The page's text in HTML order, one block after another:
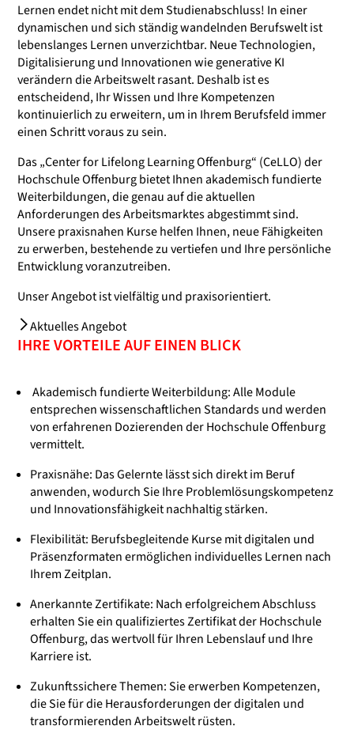
Lernen endet nicht mit dem Studienabschluss! In einer
dynamischen und sich ständig wandelnden Berufswelt ist
lebenslanges Lernen unverzichtbar. Neue Technologien,
Digitalisierung und Innovationen wie generative KI
verändern die Arbeitswelt rasant. Deshalb ist es
entscheidend, Ihr Wissen und Ihre Kompetenzen
kontinuierlich zu erweitern, um in Ihrem Berufsfeld immer
einen Schritt voraus zu sein.
Das „Center for Lifelong Learning Offenburg“ (CeLLO) der
Hochschule Offenburg bietet Ihnen akademisch fundierte
Weiterbildungen, die genau auf die aktuellen
Anforderungen des Arbeitsmarktes abgestimmt sind.
Unsere praxisnahen Kurse helfen Ihnen, neue Fähigkeiten
zu erwerben, bestehende zu vertiefen und Ihre persönliche
Entwicklung voranzutreiben.
Unser Angebot ist vielfältig und praxisorientiert.
Aktuelles Angebot
IHRE VORTEILE AUF EINEN BLICK
Akademisch fundierte Weiterbildung: Alle Module
entsprechen wissenschaftlichen Standards und werden
von erfahrenen Dozierenden der Hochschule Offenburg
vermittelt.
Praxisnähe: Das Gelernte lässt sich direkt im Beruf
anwenden, wodurch Sie Ihre Problemlösungskompetenz
und Innovationsfähigkeit nachhaltig stärken.
Flexibilität: Berufsbegleitende Kurse mit digitalen und
Präsenzformaten ermöglichen individuelles Lernen nach
Ihrem Zeitplan.
Anerkannte Zertifikate: Nach erfolgreichem Abschluss
erhalten Sie ein qualifiziertes Zertifikat der Hochschule
Offenburg, das wertvoll für Ihren Lebenslauf und Ihre
Karriere ist.
Zukunftssichere Themen: Sie erwerben Kompetenzen,
die Sie für die Herausforderungen der digitalen und
transformierenden Arbeitswelt rüsten.